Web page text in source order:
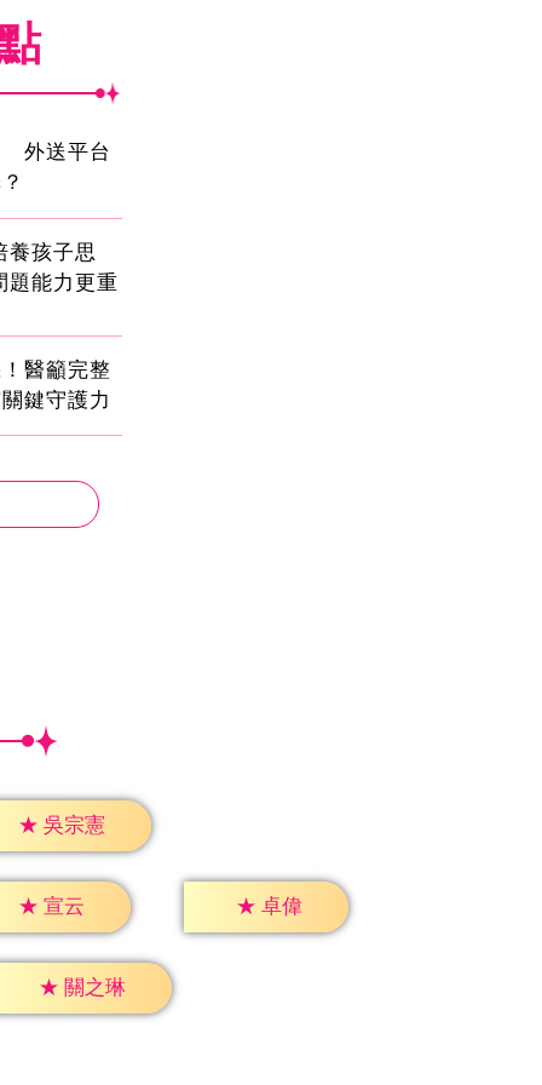
外送平台
養孩子思
題能力更重
醫籲完整
鍵守護力
★ 吳宗憲
★ 宣云 ★ 卓偉
★ 關之琳